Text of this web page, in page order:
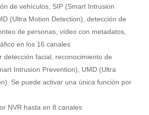
de vehículos, SIP (Smart Intrusion
(Ultra Motion Detection), detección de
de personas, vídeo con metadatos,
en los 16 canales
detección facial, reconocimiento de
Intrusion Prevention), UMD (Ultra
Se puede activar una única función por
NVR hasta en 8 canales